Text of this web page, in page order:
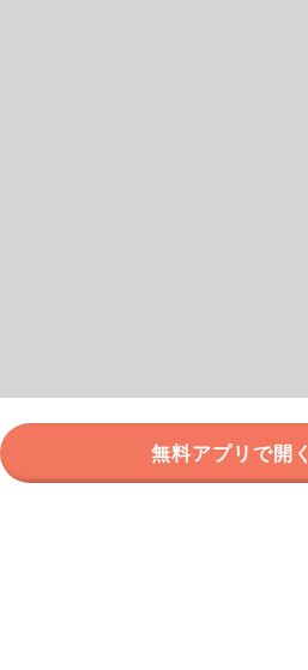
無料アプリで開く